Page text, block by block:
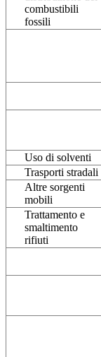
combustibili
fossili
Uso di solventi
Trasporti stradali
Altre sorgenti
mobili
Trattamento e
smaltimento
rifiuti